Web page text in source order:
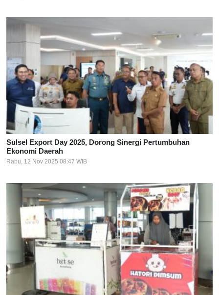
Sulsel Export Day 2025, Dorong Sinergi Pertumbuhan
Ekonomi Daerah
Rabu, 12 Nov 2025 08:47 WIB